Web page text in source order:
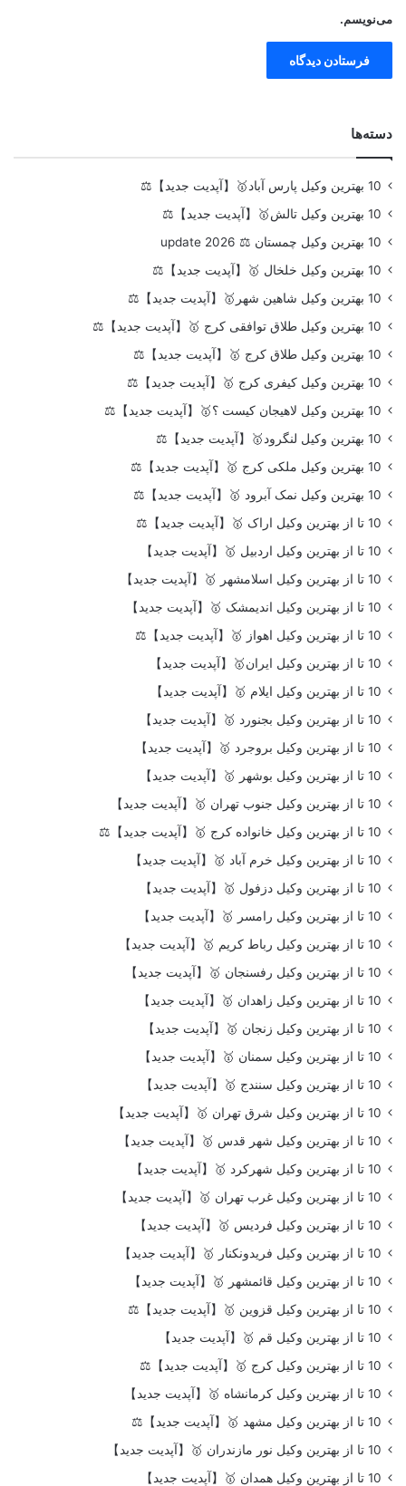
می‌نویسم.
دسته‌ها
10 بهترین وکیل پارس آباد🥇【آپدیت جدید】⚖️
10 بهترین وکیل تالش🥇【آپدیت جدید】⚖️
10 بهترین وکیل چمستان ⚖️ update 2026
10 بهترین وکیل خلخال 🥇【آپدیت جدید】⚖️
10 بهترین وکیل شاهین شهر🥇【آپدیت جدید】⚖️
10 بهترین وکیل طلاق توافقی کرج 🥇【آپدیت جدید】⚖️
10 بهترین وکیل طلاق کرج 🥇【آپدیت جدید】⚖️
10 بهترین وکیل کیفری کرج 🥇【آپدیت جدید】⚖️
10 بهترین وکیل لاهیجان کیست ؟🥇【آپدیت جدید】⚖️
10 بهترین وکیل لنگرود🥇【آپدیت جدید】⚖️
10 بهترین وکیل ملکی کرج 🥇【آپدیت جدید】⚖️
10 بهترین وکیل نمک آبرود 🥇【آپدیت جدید】⚖️
10 تا از بهترین وکیل اراک 🥇【آپدیت جدید】⚖️
10 تا از بهترین وکیل اردبیل 🥇【آپدیت جدید】
10 تا از بهترین وکیل اسلامشهر 🥇【آپدیت جدید】
10 تا از بهترین وکیل اندیمشک 🥇【آپدیت جدید】
10 تا از بهترین وکیل اهواز 🥇【آپدیت جدید】⚖️
10 تا از بهترین وکیل ایران🥇【آپدیت جدید】
10 تا از بهترین وکیل ایلام 🥇【آپدیت جدید】
10 تا از بهترین وکیل بجنورد 🥇【آپدیت جدید】
10 تا از بهترین وکیل بروجرد 🥇【آپدیت جدید】
10 تا از بهترین وکیل بوشهر 🥇【آپدیت جدید】
10 تا از بهترین وکیل جنوب تهران 🥇【آپدیت جدید】
10 تا از بهترین وکیل خانواده کرج 🥇【آپدیت جدید】⚖️
10 تا از بهترین وکیل خرم آباد 🥇【آپدیت جدید】
10 تا از بهترین وکیل دزفول 🥇【آپدیت جدید】
10 تا از بهترین وکیل رامسر 🥇【آپدیت جدید】
10 تا از بهترین وکیل رباط کریم 🥇【آپدیت جدید】
10 تا از بهترین وکیل رفسنجان 🥇【آپدیت جدید】
10 تا از بهترین وکیل زاهدان 🥇【آپدیت جدید】
10 تا از بهترین وکیل زنجان 🥇【آپدیت جدید】
10 تا از بهترین وکیل سمنان 🥇【آپدیت جدید】
10 تا از بهترین وکیل سنندج 🥇【آپدیت جدید】
10 تا از بهترین وکیل شرق تهران 🥇【آپدیت جدید】
10 تا از بهترین وکیل شهر قدس 🥇【آپدیت جدید】
10 تا از بهترین وکیل شهرکرد 🥇【آپدیت جدید】
10 تا از بهترین وکیل غرب تهران 🥇【آپدیت جدید】
10 تا از بهترین وکیل فردیس 🥇【آپدیت جدید】
10 تا از بهترین وکیل فریدونکنار 🥇【آپدیت جدید】
10 تا از بهترین وکیل قائمشهر 🥇【آپدیت جدید】
10 تا از بهترین وکیل قزوین 🥇【آپدیت جدید】⚖️
10 تا از بهترین وکیل قم 🥇【آپدیت جدید】
10 تا از بهترین وکیل کرج 🥇【آپدیت جدید】⚖️
10 تا از بهترین وکیل کرمانشاه 🥇【آپدیت جدید】
10 تا از بهترین وکیل مشهد 🥇【آپدیت جدید】⚖️
10 تا از بهترین وکیل نور مازندران 🥇【آپدیت جدید】
10 تا از بهترین وکیل همدان 🥇【آپدیت جدید】